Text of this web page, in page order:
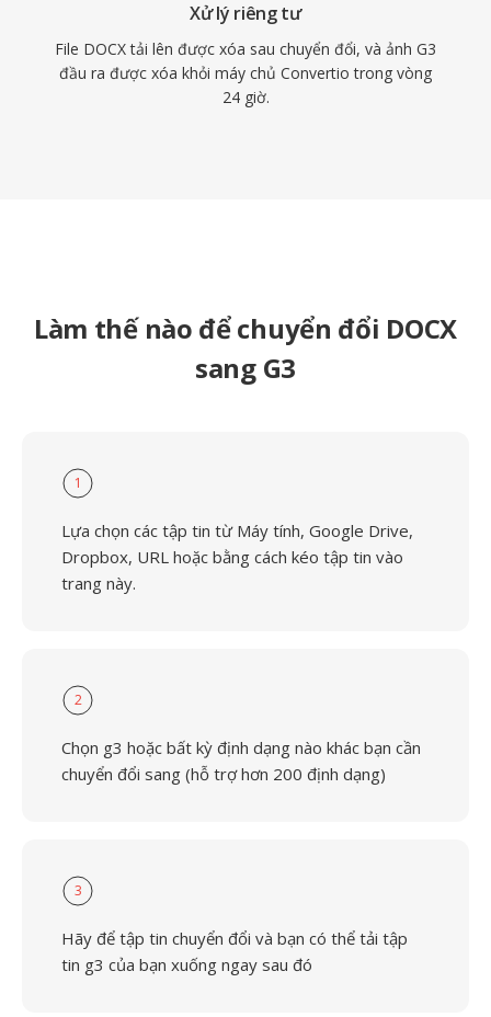
Xử lý riêng tư
File DOCX tải lên được xóa sau chuyển đổi, và ảnh G3
đầu ra được xóa khỏi máy chủ Convertio trong vòng
24 giờ.
Làm thế nào để chuyển đổi DOCX
sang G3
1
Lựa chọn các tập tin từ Máy tính, Google Drive,
Dropbox, URL hoặc bằng cách kéo tập tin vào
trang này.
2
Chọn g3 hoặc bất kỳ định dạng nào khác bạn cần
chuyển đổi sang (hỗ trợ hơn 200 định dạng)
3
Hãy để tập tin chuyển đổi và bạn có thể tải tập
tin g3 của bạn xuống ngay sau đó